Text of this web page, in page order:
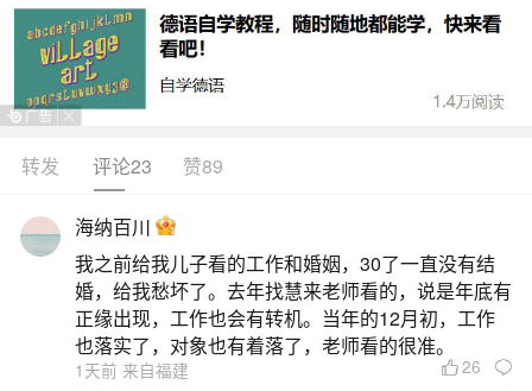
生活中像闰八月称骨算命是算几月？都是很常
见的问题，但是小问题不注意可能会引起大麻烦，
下面就这个问题给大家做一些解读：
1、95年农历润八月十二三点半几两命
1995年农历闰八月十二日申时（15:30）出生
转发 评论23 赞89
海纳百川
我之前给我儿子看的工作和婚姻，30了一直没有结
婚，给我愁坏了。去年找慧来老师看的，说是年底有
正缘出现，工作也会有转机。当年的12月初，工作
也落实了，对象也有着落了，老师看的很准。
1天前 来自福建 26